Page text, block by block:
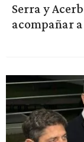
Serra y
acompañar